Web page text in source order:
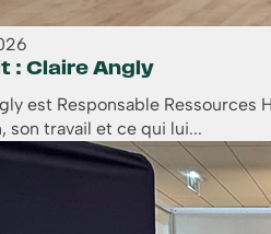
: Claire Angly
est Responsable Ressources
son travail et ce qui lui...